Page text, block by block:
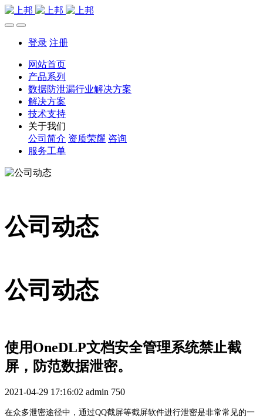
登录 注册
网站首页
产品系列
数据防泄漏行业解决方案
解决方案
技术支持
关于我们
公司简介 资质荣耀 咨询
服务工单
公司动态
公司动态
使用OneDLP文档安全管理系统禁止截
屏，防范数据泄密。
2021-04-29 17:16:02 admin 750
在众多泄密途径中，通过QQ截屏等截屏软件进行泄密是非常常见的一